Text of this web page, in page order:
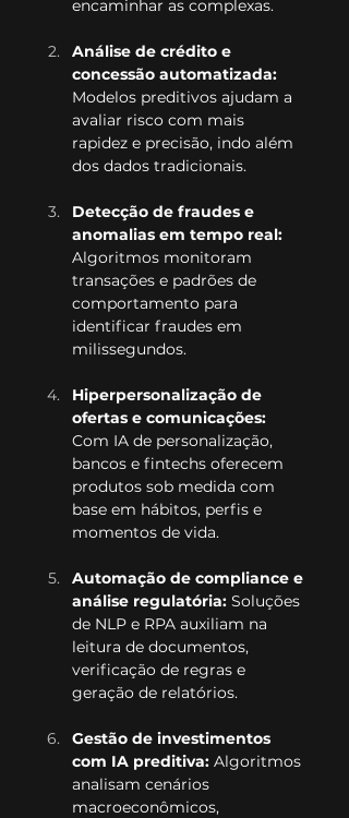
encaminhar as complexas.
Análise de crédito e
concessão automatizada:
Modelos preditivos ajudam a
avaliar risco com mais
rapidez e precisão, indo além
dos dados tradicionais.
Detecção de fraudes e
anomalias em tempo real:
Algoritmos monitoram
transações e padrões de
comportamento para
identificar fraudes em
milissegundos.
Hiperpersonalização de
ofertas e comunicações:
Com IA de personalização,
bancos e fintechs oferecem
produtos sob medida com
base em hábitos, perfis e
momentos de vida.
Automação de compliance e
análise regulatória: Soluções
de NLP e RPA auxiliam na
leitura de documentos,
verificação de regras e
geração de relatórios.
Gestão de investimentos
com IA preditiva: Algoritmos
analisam cenários
macroeconômicos,